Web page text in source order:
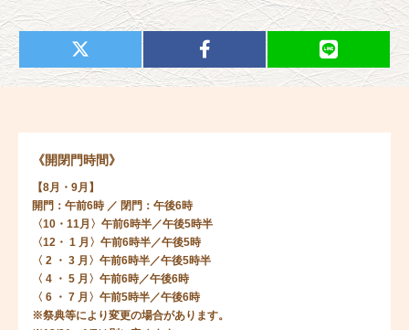
《開閉門時間》
【8月・9月】
開門：午前6時 ／ 閉門：午後6時
〈10・11月〉午前6時半／午後5時半
〈12・ 1 月〉午前6時半／午後5時
〈 2 ・ 3 月〉午前6時半／午後5時半
〈 4 ・ 5 月〉午前6時／午後6時
〈 6 ・ 7 月〉午前5時半／午後6時
※祭典等により変更の場合があります。